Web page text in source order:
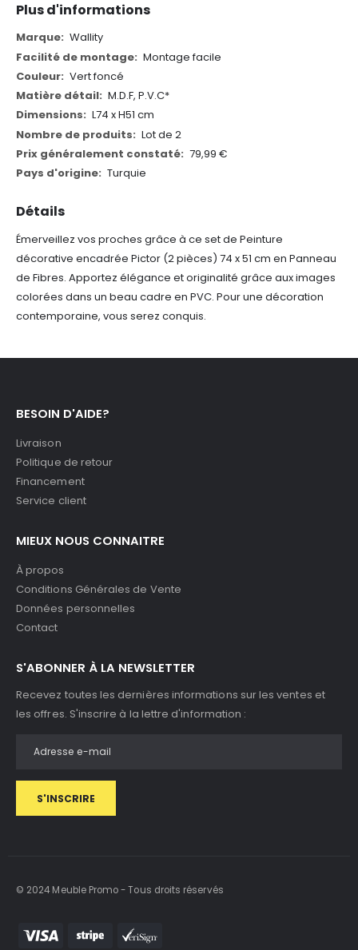
Détails
Émerveillez vos proches grâce à ce set de Peinture
décorative encadrée Pictor (2 pièces) 74 x 51 cm en Panneau
de Fibres. Apportez élégance et originalité grâce aux images
colorées dans un beau cadre en PVC. Pour une décoration
contemporaine, vous serez conquis.
Plus d'informations
Plus
d'informations
Wallity
Montage facile
Vert foncé
M.D.F, P.V.C*
L74 x H51 cm
Lot de 2
79,99 €
Turquie
BESOIN D'AIDE?
Livraison
Politique de retour
Financement
Service client
MIEUX NOUS CONNAITRE
À propos
Conditions Générales de Vente
Données personnelles
Contact
S'ABONNER À LA NEWSLETTER
Recevez toutes les dernières informations sur les ventes et
les offres. S'inscrire à la lettre d'information :
S'INSCRIRE
© 2024 Meuble Promo - Tous droits réservés